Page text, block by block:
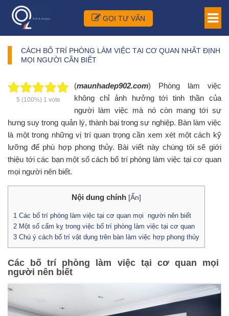
GỌI TƯ VẤN
CÁCH BỐ TRÍ PHÒNG LÀM VIỆC TẠI CƠ QUAN NHẤT ĐỊNH
MỌI NGƯỜI CẦN BIẾT
5 (100%) 1 vote
(maunhadep902.com) Phòng làm việc
không chỉ ảnh hưởng tới tinh thần của
người làm việc mà nó còn mang tới sự
hưng suy trong quản lý, thành bại trong sự nghiệp. Bàn làm việc
là một trong những vị trí quan trọng cần xem xét một cách kỹ
lưỡng để phù hợp phong thủy. Bài viết này chúng tôi sẽ giới
thiệu tới các bạn một số cách bố trí phòng làm việc tại cơ quan
mọi người nên biết.
Nội dung chính [Ẩn]
1 Các bố trí phòng làm việc tại cơ quan mọi người nên biết
2 Một số cấm kỵ trong việc bố trí phòng làm việc tại cơ quan
3 Chú ý cách bố trí vật dụng trên bàn làm việc hợp phong thủy
Các bố trí phòng làm việc tại cơ quan mọi
người nên biết